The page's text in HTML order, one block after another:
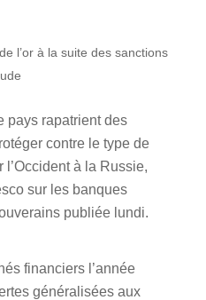
l’or à la suite des sanctions
pays rapatrient des
contre le type de
à la Russie,
sur les banques
publiée lundi.
financiers l’année
généralisées aux